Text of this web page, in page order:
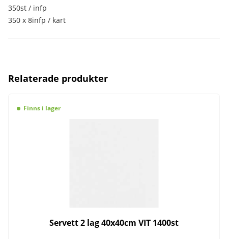
350st / infp
350 x 8infp / kart
Relaterade produkter
Finns i lager
Servett 2 lag 40x40cm VIT 1400st